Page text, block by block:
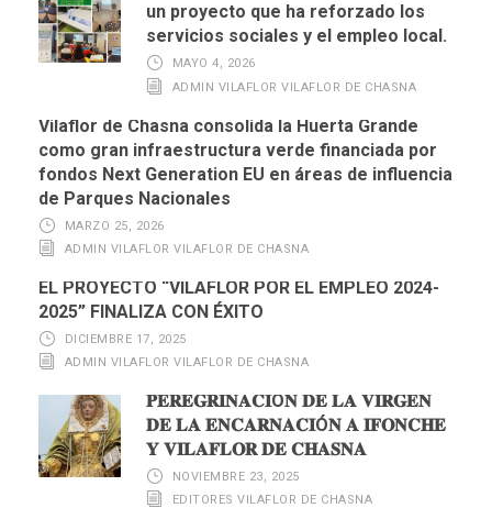
un proyecto que ha reforzado los
servicios sociales y el empleo local.
MAYO 4, 2026
ADMIN VILAFLOR VILAFLOR DE CHASNA
Vilaflor de Chasna consolida la Huerta Grande
como gran infraestructura verde financiada por
fondos Next Generation EU en áreas de influencia
de Parques Nacionales
MARZO 25, 2026
ADMIN VILAFLOR VILAFLOR DE CHASNA
EL PROYECTO “VILAFLOR POR EL EMPLEO 2024-
2025” FINALIZA CON ÉXITO
DICIEMBRE 17, 2025
ADMIN VILAFLOR VILAFLOR DE CHASNA
𝐏𝐄𝐑𝐄𝐆𝐑𝐈𝐍𝐀𝐂𝐈Ó𝐍 𝐃𝐄 𝐋𝐀 𝐕𝐈𝐑𝐆𝐄𝐍
𝐃𝐄 𝐋𝐀 𝐄𝐍𝐂𝐀𝐑𝐍𝐀𝐂𝐈Ó𝐍 𝐀 𝐈𝐅𝐎𝐍𝐂𝐇𝐄
𝐘 𝐕𝐈𝐋𝐀𝐅𝐋𝐎𝐑 𝐃𝐄 𝐂𝐇𝐀𝐒𝐍𝐀
NOVIEMBRE 23, 2025
EDITORES VILAFLOR DE CHASNA